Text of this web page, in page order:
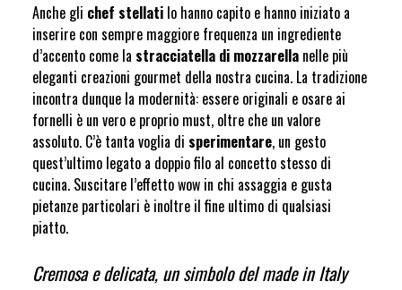
Anche gli chef stellati lo hanno capito e hanno iniziato a
inserire con sempre maggiore frequenza un ingrediente
d’accento come la stracciatella di mozzarella nelle più
eleganti creazioni gourmet della nostra cucina. La tradizione
incontra dunque la modernità: essere originali e osare ai
fornelli è un vero e proprio must, oltre che un valore
assoluto. C’è tanta voglia di sperimentare, un gesto
quest’ultimo legato a doppio filo al concetto stesso di
cucina. Suscitare l’effetto wow in chi assaggia e gusta
pietanze particolari è inoltre il fine ultimo di qualsiasi
piatto.
Cremosa e delicata, un simbolo del made in Italy